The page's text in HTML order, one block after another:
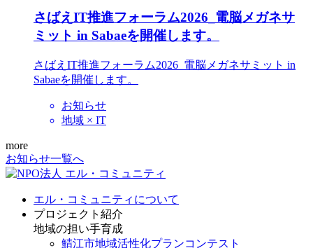
さばえIT推進フォーラム2026_電脳メガネサ
ミット in Sabaeを開催します。
さばえIT推進フォーラム2026_電脳メガネサミット in
Sabaeを開催します。
お知らせ
地域 × IT
more
お知らせ一覧へ
エル・コミュニティについて
プロジェクト紹介
地域の担い手育成
鯖江市地域活性化プランコンテスト